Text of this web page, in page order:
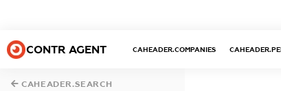
CONTR AGENT CAHEADER.COMPANIES
CAHEADER.SEARCH